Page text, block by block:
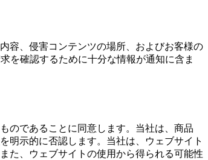
容、侵害コンテンツの場所、およびお客様の
を確認するために十分な情報が通知に含ま
のであることに同意します。当社は、商品
明示的に否認します。当社は、ウェブサイト
た、ウェブサイトの使用から得られる可能性